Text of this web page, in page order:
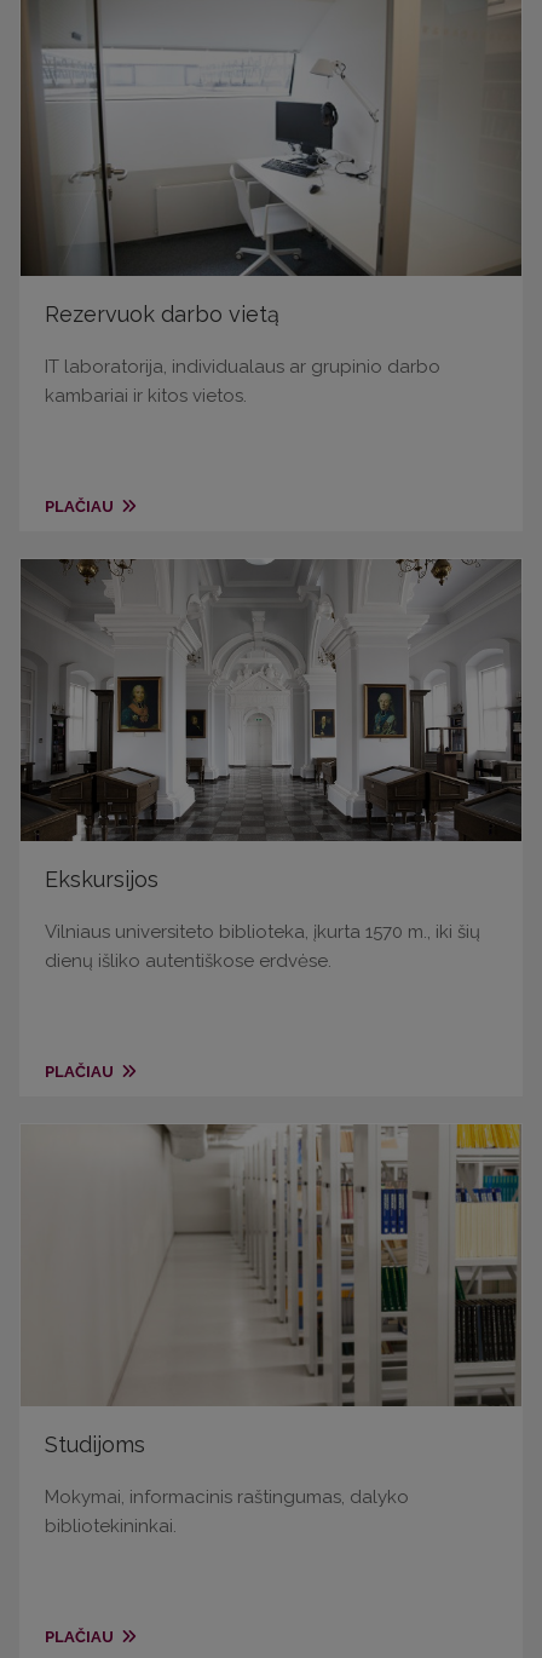
Rezervuok darbo vietą
IT laboratorija, individualaus ar grupinio darbo
kambariai ir kitos vietos.
PLAČIAU
Ekskursijos
Vilniaus universiteto biblioteka, įkurta 1570 m., iki šių
dienų išliko autentiškose erdvėse.
PLAČIAU
Studijoms
Mokymai, informacinis raštingumas, dalyko
bibliotekininkai.
PLAČIAU